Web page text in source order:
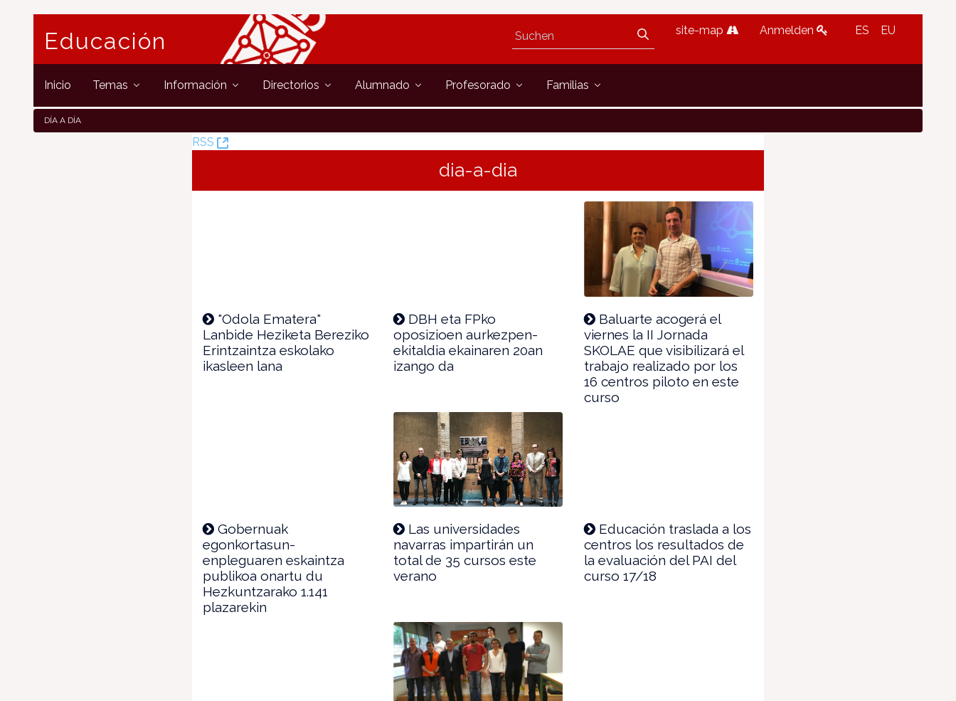
Educación site-map Anmelden ES EU
Inicio Temas Información Directorios Alumnado Profesorado Familias
DÍA A DÍA
RSS
(Öffnet
dia-a-dia
"Odola Ematera"
Lanbide Heziketa Bereziko
Erintzaintza eskolako
ikasleen lana
DBH eta FPko
oposizioen aurkezpen-
ekitaldia ekainaren 20an
izango da
Baluarte acogerá el
viernes la II Jornada
SKOLAE que visibilizará el
trabajo realizado por los
16 centros piloto en este
curso
Gobernuak
egonkortasun-
enpleguaren eskaintza
publikoa onartu du
Hezkuntzarako 1.141
plazarekin
Las universidades
navarras impartirán un
total de 35 cursos este
verano
Educación traslada a los
centros los resultados de
la evaluación del PAI del
curso 17/18